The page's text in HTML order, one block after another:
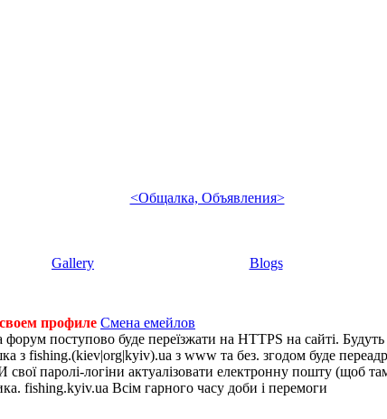
<Общалка, Объявления>
Gallery Blogs
профиле Смена емейлов
поступово буде переїзжати на HTTPS на сайті.
з fishing.(kiev|org|kyiv).ua з www та без. згодом буде
паролі-логіни актуалізовати електронну пошту (щоб
fishing.kyiv.ua Всім гарного часу доби і перемоги